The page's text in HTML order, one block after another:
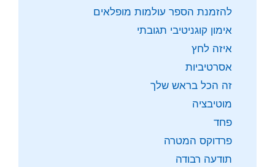
להזמנת הספר עולמות מופלאים
אימון קוגניטיבי תגובתי
איזה לחץ
אסרטיביות
זה הכל בראש שלך
מוטיבציה
פחד
פרדוקס המטרה
תודעה רבודה